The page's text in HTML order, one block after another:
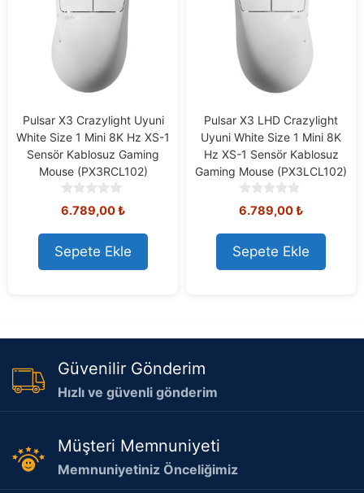
Pulsar X3 Crazylight Uyuni
White Size 1 Mini 8K Hz XS-1
Sensör Kablosuz Gaming
Mouse (PX3RCL102)
0
o
u
t
o
f
6.789,00₺
Sepete Ekle
Pulsar X3 LHD Crazylight
Uyuni White Size 1 Mini 8K
Hz XS-1 Sensör Kablosuz
Gaming Mouse (PX3LCL102)
0
o
u
t
o
f
6.789,00₺
Sepete Ekle
Güvenilir Gönderim
Hızlı ve güvenli gönderim
Müşteri Memnuniyeti
Memnuniyetiniz Önceliğimiz